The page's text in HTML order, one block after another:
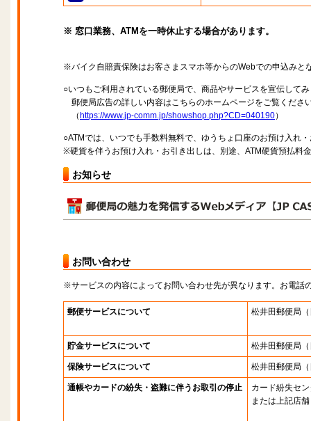
※ 窓口業務、ATMを一時休止する場合があります。
※バイク自賠責保険はお客さまスマホ等からのWebでの申込みと
○いつもご利用されている郵便局で、商品やサービスを宣伝して
郵便局広告の詳しい内容はこちらのホームページをご覧くださ
（ https://www.jp-comm.jp/showshop.php?CD=040190）
○ATMでは、いつでも手数料無料で、ゆうちょ口座のお預け入れ
※硬貨を伴うお預け入れ・お引き出しは、別途、ATM硬貨預払料
お知らせ
お問い合わせ
※サービスの内容によってお問い合わせ先が異なります。お電話
郵便サービスについて 松井田郵便局
貯金サービスについて 松井田郵便局
保険サービスについて 松井田郵便局
通帳やカードの紛失・盗難に伴うお取引の停止
カード紛失セ
または上記店舗